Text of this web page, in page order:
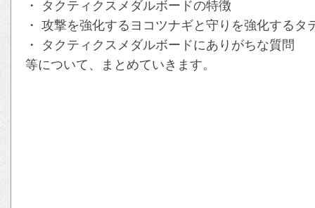
・ タクティクスメダルボードの特徴
・ 攻撃を強化するヨコツナギと守りを強化するタ
・ タクティクスメダルボードにありがちな質問
等について、まとめていきます。